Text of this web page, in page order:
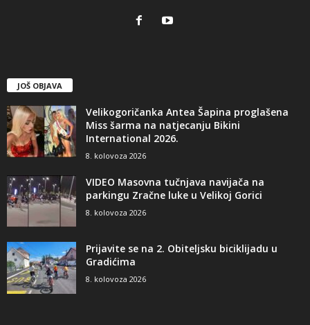
JOŠ OBJAVA
Velikogoričanka Antea Šapina proglašena
Miss šarma na natjecanju Bikini
International 2026.
8. kolovoza 2026
VIDEO Masovna tučnjava navijača na
parkingu Zračne luke u Velikoj Gorici
8. kolovoza 2026
Prijavite se na 2. Obiteljsku biciklijadu u
Gradićima
8. kolovoza 2026